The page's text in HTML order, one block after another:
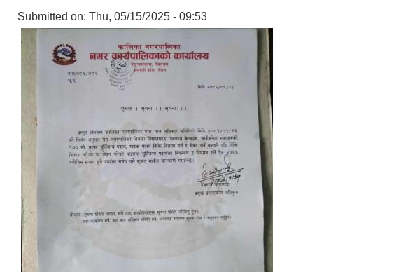
Submitted on: Thu, 05/15/2025 - 09:53